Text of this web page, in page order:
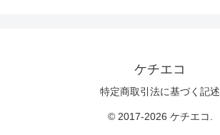
ケチエコ
特定商取引法に基づく記述
© 2017-2026 ケチエコ.